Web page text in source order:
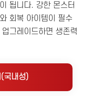
됩니다. 강한 몬스터
회복 아이템이 필수
그레이드하면 생존력
국내성)